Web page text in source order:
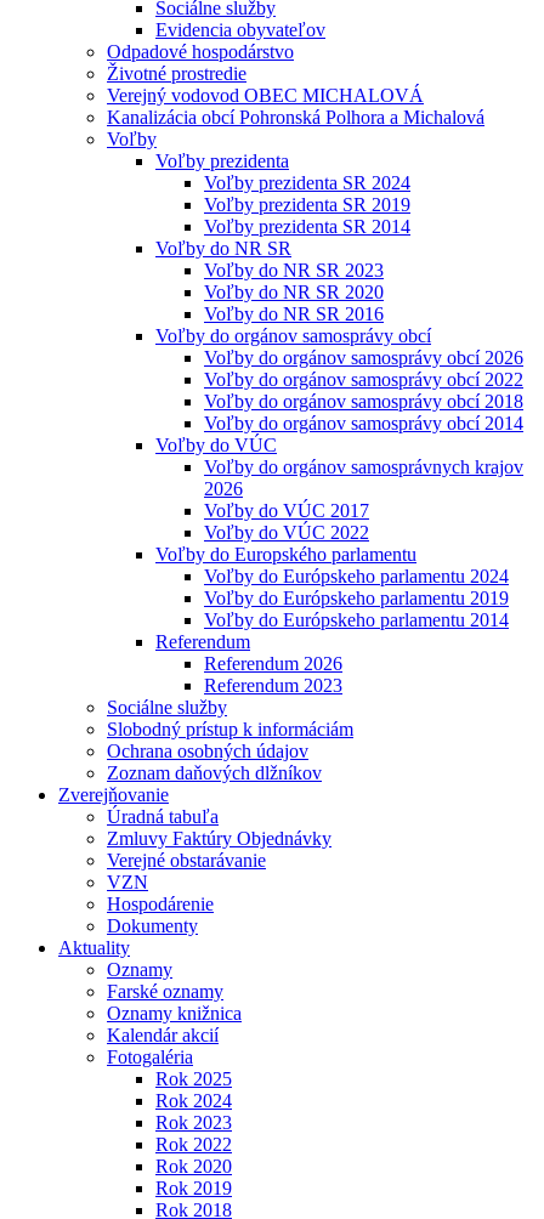
Sociálne služby
Evidencia obyvateľov
Odpadové hospodárstvo
Životné prostredie
Verejný vodovod OBEC MICHALOVÁ
Kanalizácia obcí Pohronská Polhora a Michalová
Voľby
Voľby prezidenta
Voľby prezidenta SR 2024
Voľby prezidenta SR 2019
Voľby prezidenta SR 2014
Voľby do NR SR
Voľby do NR SR 2023
Voľby do NR SR 2020
Voľby do NR SR 2016
Voľby do orgánov samosprávy obcí
Voľby do orgánov samosprávy obcí 2026
Voľby do orgánov samosprávy obcí 2022
Voľby do orgánov samosprávy obcí 2018
Voľby do orgánov samosprávy obcí 2014
Voľby do VÚC
Voľby do orgánov samosprávnych krajov
2026
Voľby do VÚC 2017
Voľby do VÚC 2022
Voľby do Europského parlamentu
Voľby do Európskeho parlamentu 2024
Voľby do Európskeho parlamentu 2019
Voľby do Európskeho parlamentu 2014
Referendum
Referendum 2026
Referendum 2023
Sociálne služby
Slobodný prístup k informáciám
Ochrana osobných údajov
Zoznam daňových dlžníkov
Zverejňovanie
Úradná tabuľa
Zmluvy Faktúry Objednávky
Verejné obstarávanie
VZN
Hospodárenie
Dokumenty
Aktuality
Oznamy
Farské oznamy
Oznamy knižnica
Kalendár akcií
Fotogaléria
Rok 2025
Rok 2024
Rok 2023
Rok 2022
Rok 2020
Rok 2019
Rok 2018